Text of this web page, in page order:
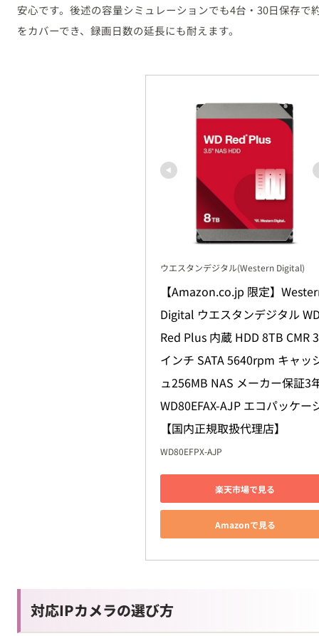
安心です。後述の容量シミュレーションでも4台・30日保存で
をカバーでき、録画日数の延長にも耐えます。
ウエスタンデジタル(Western Digital)
【Amazon.co.jp 限定】
Digital ウエスタンデジタル
Red Plus 内蔵 HDD 8TB CMR
インチ SATA 5640rpm キャッ
ュ256MB NAS メーカー保証3
WD80EFAX-AJP エコパッケー
【国内正規取扱代理店】
WD80EFPX-AJP
楽天市場で見る
Amazonで見る
対応IPカメラの選び方